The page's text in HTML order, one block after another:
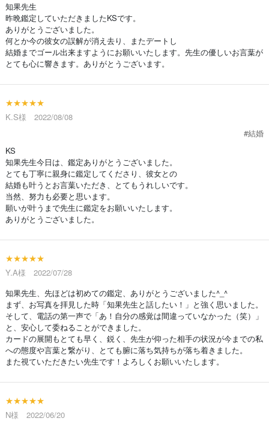
知果先生
昨晩鑑定していただきましたKSです。
ありがとうございました。
何とか今の彼女の誤解が消え去り、またデートし
結婚までゴール出来ますようにお願いいたします。先生の優しいお言葉が
とても心に響きます。ありがとうございます。
★★★★★
K.S様 2022/08/08
#結婚
KS
知果先生今日は、鑑定ありがとうございました。
とても丁寧に親身に鑑定してくださり、彼女との
結婚も叶うとお言葉いただき、とてもうれしいです。
当然、努力も必要と思います。
願いが叶うまで先生に鑑定をお願いいたします。
ありがとうございました。
★★★★★
Y.A様 2022/07/28
知果先生、先ほどは初めての鑑定、ありがとうございました^_^
まず、お写真を拝見した時「知果先生と話したい！」と強く思いました。
そして、電話の第一声で「あ！自分の感覚は間違っていなかった（笑）」
と、安心して委ねることができました。
カードの展開もとても早く、鋭く、先生が仰った相手の状況が今までの私
への態度や言葉と繋がり、とても腑に落ち気持ちが落ち着きました。
また視ていただきたい先生です！よろしくお願いいたします。
★★★★★
N様 2022/06/20